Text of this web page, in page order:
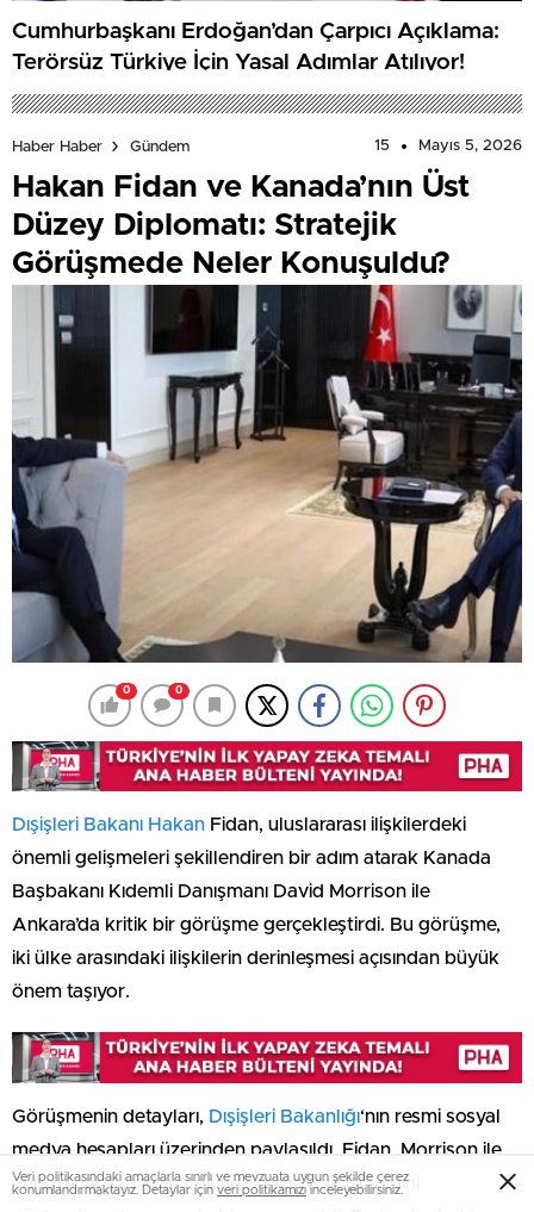
Cumhurbaşkanı Erdoğan’dan Çarpıcı Açıklama:
Terörsüz Türkiye İçin Yasal Adımlar Atılıyor!
Haber Haber Gündem 15 Mayıs 5, 2026
Hakan Fidan ve Kanada’nın Üst
Düzey Diplomatı: Stratejik
Görüşmede Neler Konuşuldu?
0 0
Dışişleri Bakanı Hakan Fidan, uluslararası ilişkilerdeki
önemli gelişmeleri şekillendiren bir adım atarak Kanada
Başbakanı Kıdemli Danışmanı David Morrison ile
Ankara’da kritik bir görüşme gerçekleştirdi. Bu görüşme,
iki ülke arasındaki ilişkilerin derinleşmesi açısından büyük
önem taşıyor.
Görüşmenin detayları, Dışişleri Bakanlığı‘nın resmi sosyal
medya hesapları üzerinden paylaşıldı. Fidan, Morrison ile
Türkiye ve Kanada arasındaki stratejik işbirliğini
Veri politikasındaki amaçlarla sınırlı ve mevzuata uygun şekilde çerez
konumlandırmaktayız. Detaylar için veri politikamızı inceleyebilirsiniz.